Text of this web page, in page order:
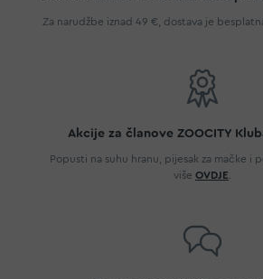
Za narudžbe iznad 49 €, dostava je
Akcije za članove ZOOCITY
Popusti na suhu hranu, pijesak za mačke i
više OVDJE